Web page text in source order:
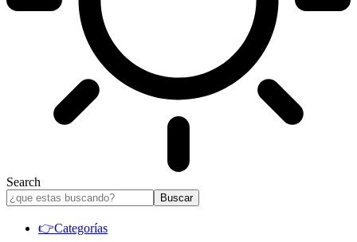
Search
👉Categorías